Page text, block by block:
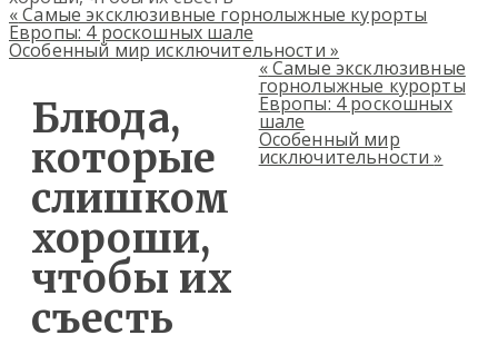
«Самые эксклюзивные горнолыжные курорты
Европы: 4 роскошных шале
Особенный мир исключительности »
Блюда,
которые
слишком
хороши,
чтобы их
съесть
«Самые эксклюзивные
горнолыжные курорты
Европы: 4 роскошных
шале
Особенный мир
исключительности»